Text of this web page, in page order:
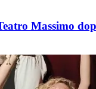
Massimo